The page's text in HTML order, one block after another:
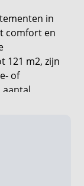
in
comfort en
121 m2, zijn
of
aantal
en van alle
afgewerkt
over